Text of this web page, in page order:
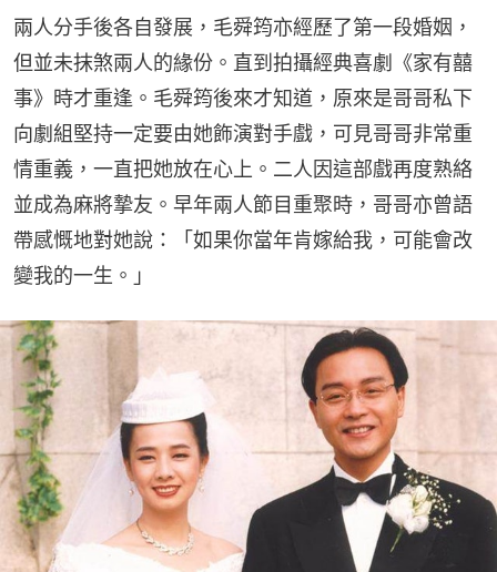
兩人分手後各自發展，毛舜筠亦經歷了第一段婚姻，
但並未抹煞兩人的緣份。直到拍攝經典喜劇《家有囍
事》時才重逢。毛舜筠後來才知道，原來是哥哥私下
向劇組堅持一定要由她飾演對手戲，可見哥哥非常重
情重義，一直把她放在心上。二人因這部戲再度熟絡
並成為麻將摯友。早年兩人節目重聚時，哥哥亦曾語
帶感慨地對她說：「如果你當年肯嫁給我，可能會改
變我的一生。」